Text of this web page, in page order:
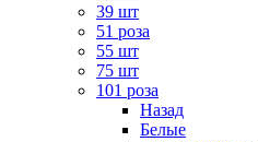
39 шт
51 роза
55 шт
75 шт
101 роза
Назад
Белые